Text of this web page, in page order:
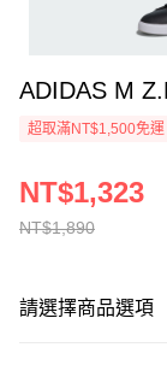
ADIDAS M
超取滿NT$1,500免運
NT$1,890
NT$1,323
請選擇商品選項